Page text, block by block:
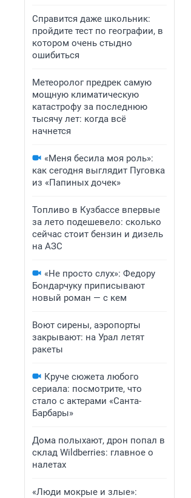
Справится даже школьник:
пройдите тест по географии, в
котором очень стыдно
ошибиться
Метеоролог предрек самую
мощную климатическую
катастрофу за последнюю
тысячу лет: когда всё
начнется
«Меня бесила моя роль»:
как сегодня выглядит Пуговка
из «Папиных дочек»
Топливо в Кузбассе впервые
за лето подешевело: сколько
сейчас стоит бензин и дизель
на АЗС
«Не просто слух»: Федору
Бондарчуку приписывают
новый роман — с кем
Воют сирены, аэропорты
закрывают: на Урал летят
ракеты
Круче сюжета любого
сериала: посмотрите, что
стало с актерами «Санта-
Барбары»
Дома полыхают, дрон попал в
склад Wildberries: главное о
налетах
«Люди мокрые и злые»: